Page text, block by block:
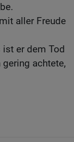
aller Freude
ist er dem Tod
achtete,